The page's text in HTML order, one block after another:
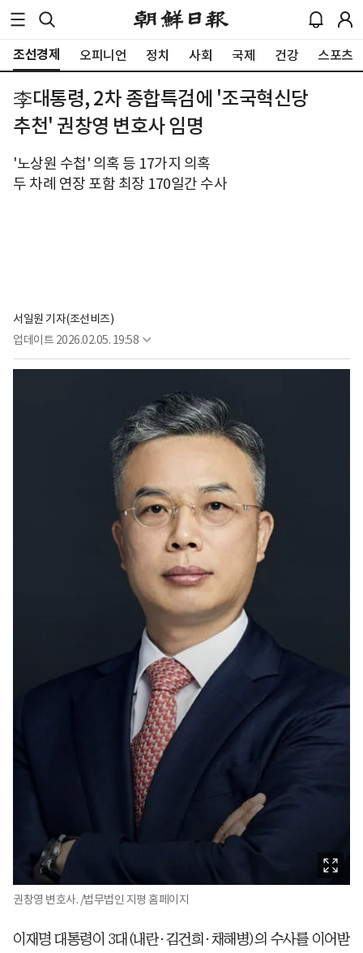
조선경제 오피니언 정치 사회 국제 건강 스포츠
李대통령, 2차 종합특검에 '조국혁신당
추천' 권창영 변호사 임명
'노상원 수첩' 의혹 등 17가지 의혹
두 차례 연장 포함 최장 170일간 수사
서일원 기자(조선비즈)
업데이트 2026.02.05. 19:58
권창영 변호사. /법무법인 지평 홈페이지
이재명 대통령이 3대(내란·김건희·채해병)의 수사를 이어받